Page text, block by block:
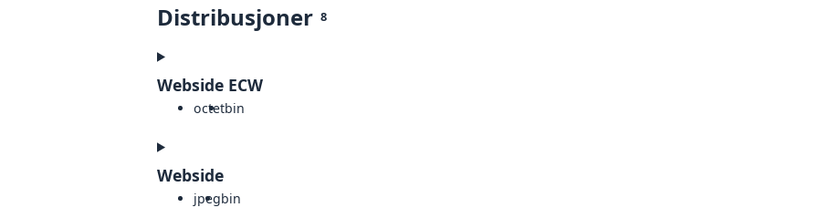
Distribusjoner 8
Webside ECW
octetbin
Webside
jpegbin